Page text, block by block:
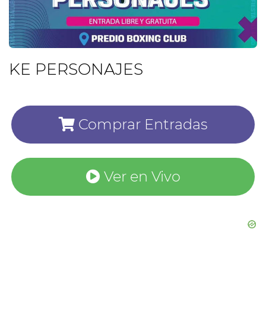
KE PERSONAJES
Comprar Entradas
Ver en Vivo